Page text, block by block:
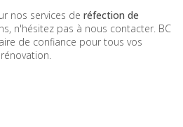
nos services de réfection de
n'hésitez pas à nous contacter. BC
de confiance pour tous vos